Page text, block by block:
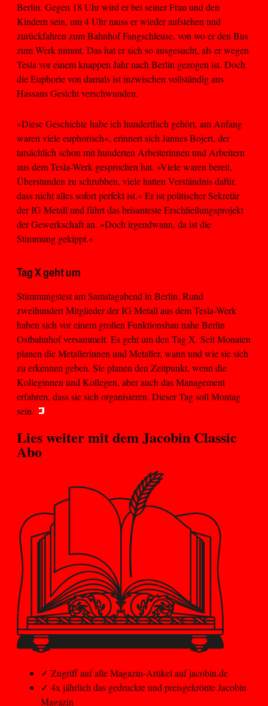
Berlin. Gegen 18 Uhr wird er bei seiner Frau und den
Kindern sein, um 4 Uhr muss er wieder aufstehen und
zurückfahren zum Bahnhof Fangschleuse, von wo er den Bus
zum Werk nimmt. Das hat er sich so ausgesucht, als er wegen
Tesla vor einem knappen Jahr nach Berlin gezogen ist. Doch
die Euphorie von damals ist inzwischen vollständig aus
Hassans Gesicht verschwunden.
»Diese Geschichte habe ich hundertfach gehört, am Anfang
waren viele euphorisch«, erinnert sich Jannes Bojert, der
tatsächlich schon mit hunderten Arbeiterinnen und Arbeitern
aus dem Tesla-Werk gesprochen hat. »Viele waren bereit,
Überstunden zu schrubben, viele hatten Verständnis dafür,
dass nicht alles sofort perfekt ist.« Er ist politischer Sekretär
der IG Metall und führt das brisanteste Erschließungsprojekt
der Gewerkschaft an. »Doch irgendwann, da ist die
Stimmung gekippt.«
Tag X geht um
Stimmungstest am Samstagabend in Berlin. Rund
zweihundert Mitglieder der IG Metall aus dem Tesla-Werk
haben sich vor einem großen Funktionsbau nahe Berlin
Ostbahnhof versammelt. Es geht um den Tag X. Seit Monaten
planen die Metallerinnen und Metaller, wann und wie sie sich
zu erkennen geben. Sie planen den Zeitpunkt, wenn die
Kolleginnen und Kollegen, aber auch das Management
erfahren, dass sie sich organisieren. Dieser Tag soll Montag
sein.
Lies weiter mit demJacobin Classic
Abo
✓ Zugriff auf alle Magazin-Artikel auf jacobin.de
✓ 4x jährlich das gedruckte und preisgekrönte Jacobin
Magazin